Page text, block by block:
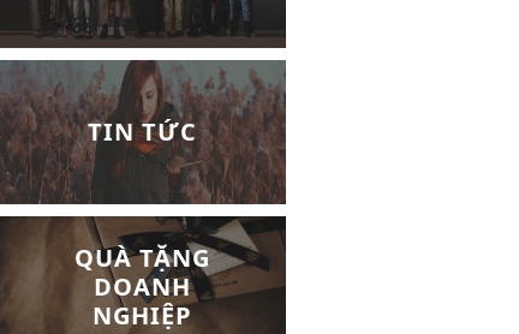
TIN TỨC
QUÀ TẶNG
DOANH
NGHIỆP